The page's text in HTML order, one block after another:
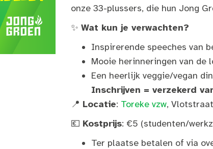
onze 33-plussers, die hun Jong
✨ Wat kun je verwachten?
Inspirerende speeches van
Mooie herinneringen van de
Een heerlijk veggie/vegan
Inschrijven = verzekerd
📍 Locatie: Toreke vzw,
💶 Kostprijs: €5 (studenten/
Ter plaatse betalen of via